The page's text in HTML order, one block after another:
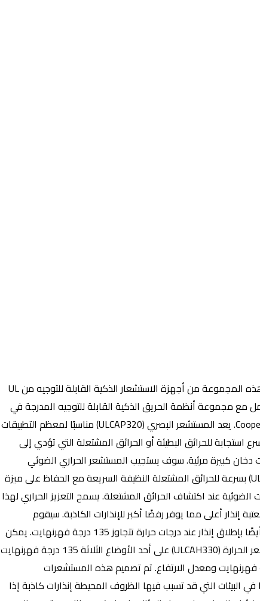
تم تصميم هذه المجموعة من أجهزة الاستشعار الذكية القابلة للتوجيه من UL
مع مجموعة أنظمة الحريق الذكية القابلة للتوجيه المدرجة في
قائمة Cooper UL. يعد المستشعر البصري (ULCAP320) مناسبًا لمعظم التطبيقات
استجابة للحرائق البطيئة أو الحرائق المشتعلة التي تؤدي إلى
دخان كبيرة مرئية. سوف يستجيب المستشعر الحراري الضوئي
(ULCAPT340) بسرعة للحرائق المشتعلة النظيفة السريعة مع الحفاظ على ميزة
الضوئية عند اكتشاف الحرائق المشتعلة. يسمح التعزيز الحراري لهذا
إنذار أعلى مما يوفر رفضًا أكبر للإنذارات الكاذبة. سيقوم
المستشعر أيضًا بإطلاق إنذار عند درجات حرارة تتجاوز 135 درجة فهرنهايت. يمكن
ضبط مستشعر الحرارة (ULCAH330) على أحد الأوضاع الثلاثة 135 درجة فهرنهايت
فهرنهايت ومعدل الارتفاع. تم تصميم هذه المستشعرات
البيئات التي قد تسبب فيها الظروف المحيطة إنذارات كاذبة إذا